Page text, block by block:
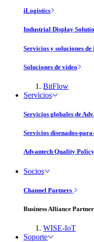
iLogistics
Industrial Display
Servicios y soluciones
Soluciones de vídeo
BitFlow
Servicios
Servicios globales de
Servicios disenados-
Advantech Quality Policy
Socios
Channel Partners
Business Alliance Partner
WISE-IoT
Soporte